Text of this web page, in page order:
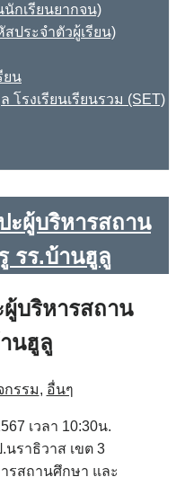
กเรียนยากจน)
ประจำตัวผู้เรียน)
ยน
โรงเรียนเรียนรวม (SET)
ะผู้บริหารสถาน
รร.บ้านฮูลู
บริหารสถาน
นฮูลู
กรรม, อื่นๆ
เวลา 10:30น.
ราธิวาส เขต 3
รสถานศึกษา และ